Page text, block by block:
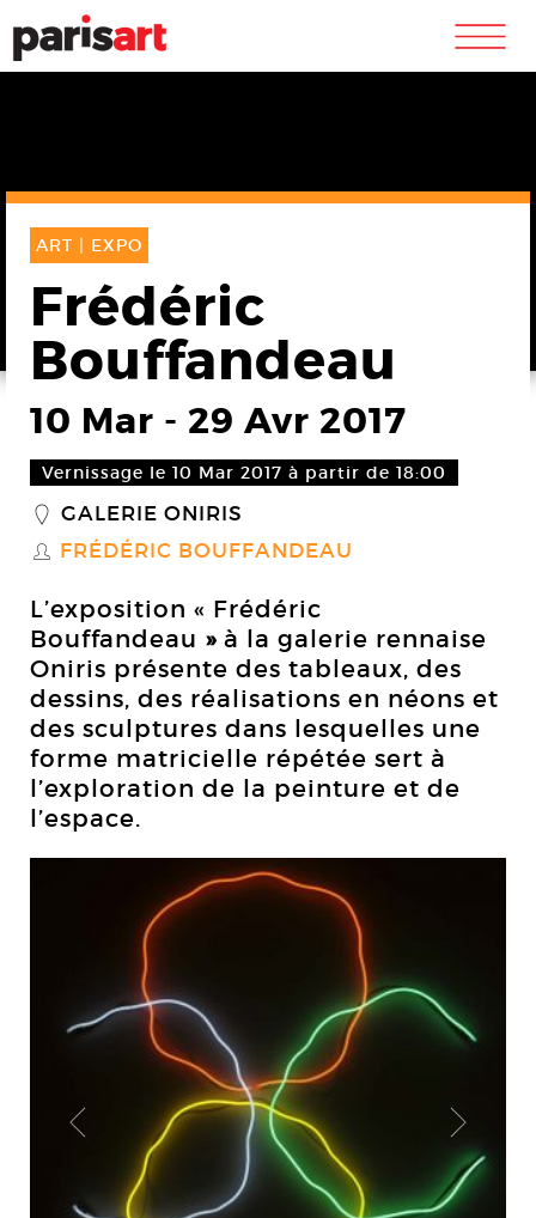
m
ART | EXPO
Frédéric
Bouffandeau
10 Mar - 29 Avr 2017
Vernissage le 10 Mar 2017 à partir de 18:00
_ GALERIE ONIRIS
S FRÉDÉRIC BOUFFANDEAU
L’exposition « Frédéric
Bouffandeau »à la galerie rennaise
Oniris présente des tableaux, des
dessins, des réalisations en néons et
des sculptures dans lesquelles une
forme matricielle répétée sert à
l’exploration de la peinture et de
l’espace.